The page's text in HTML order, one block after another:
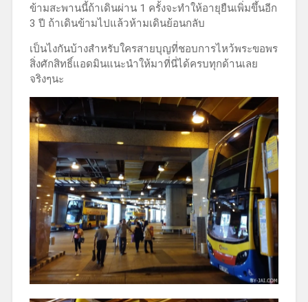
ข้ามสะพานนี้ถ้าเดินผ่าน 1 ครั้งจะทำให้อายุยืนเพิ่มขึ้นอีก
3 ปี ถ้าเดินข้ามไปแล้วห้ามเดินย้อนกลับ
เป็นไงกันบ้างสำหรับใครสายบุญที่ชอบการไหว้พระขอพร
สิ่งศักสิทธิ์แอดมินแนะนำให้มาที่นี่ได้ครบทุกด้านเลย
จริงๆนะ